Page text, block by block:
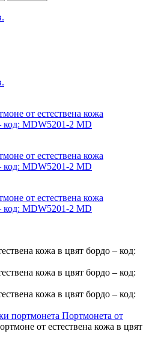
портмонета Портмонета от
от естествена кожа в цвят